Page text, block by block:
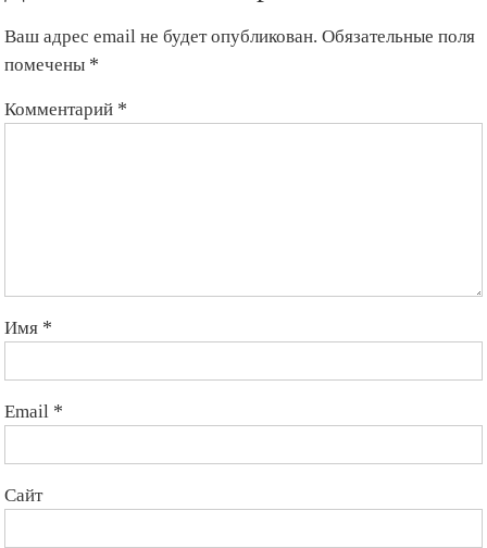
Ваш адрес email не будет опубликован. Обязательные поля
помечены *
Комментарий *
Имя *
Email *
Сайт